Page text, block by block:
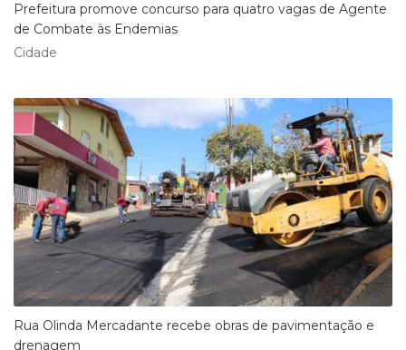
Prefeitura promove concurso para quatro vagas de Agente
de Combate às Endemias
Cidade
Rua Olinda Mercadante recebe obras de pavimentação e
drenagem